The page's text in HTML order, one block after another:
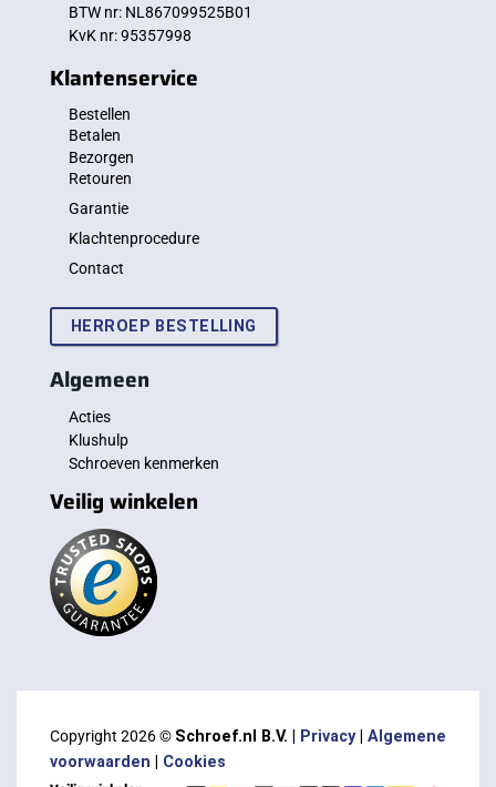
BTW nr: NL867099525B01
KvK nr: 95357998
Klantenservice
Bestellen
Betalen
Bezorgen
Retouren
Garantie
Klachtenprocedure
Contact
HERROEP BESTELLING
Algemeen
Acties
Klushulp
Schroeven kenmerken
Veilig winkelen
Copyright 2026 © Schroef.nl B.V. | Privacy| Algemene
voorwaarden
Cookies